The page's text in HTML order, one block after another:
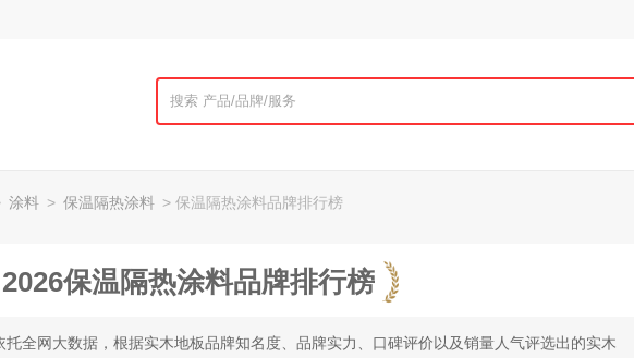
涂料 > 保温隔热涂料 > 保温隔热涂料品牌排行榜
2026保温隔热涂料品牌排行榜
托全网大数据，根据实木地板品牌知名度、品牌实力、口碑评价以及销量人气评选出的实木